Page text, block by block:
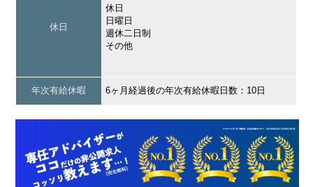
休日
休日
日曜日
週休二日制
その他
年次有給休暇 6ヶ月経過後の年次有給休暇日数：10日